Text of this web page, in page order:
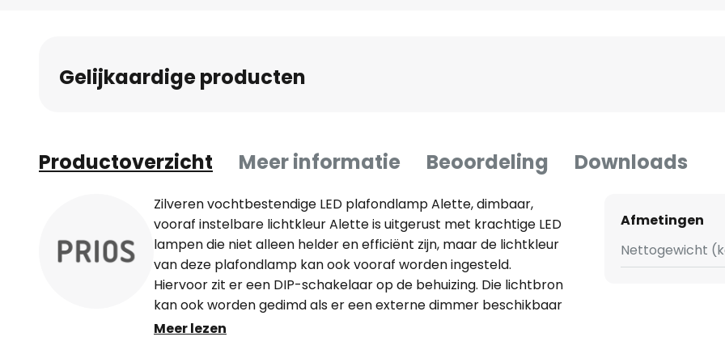
Gelijkaardige producten
Productoverzicht Meer informatie Beoordeling Downloads
Zilveren vochtbestendige LED plafondlamp Alette, dimbaar,
vooraf instelbare lichtkleur Alette is uitgerust met krachtige LED
lampen die niet alleen helder en efficiënt zijn, maar de lichtkleur
van deze plafondlamp kan ook vooraf worden ingesteld.
Hiervoor zit er een DIP-schakelaar op de behuizing. Die lichtbron
kan ook worden gedimd als er een externe dimmer beschikbaar
is om de helderheid te regelen. Will je de LED plafondlamp in een
Meer lezen
Afmetingen
Nettogewicht